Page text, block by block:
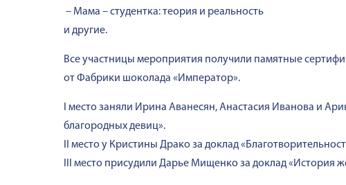
– Мама – студентка: теория и реальность
и другие.
Все участницы мероприятия получили памятные
от Фабрики шоколада «Император».
I место заняли Ирина Аванесян, Анастасия Иванова и
благородных девиц».
II место у Кристины Драко за доклад
III место присудили Дарье Мищенко за доклад «История